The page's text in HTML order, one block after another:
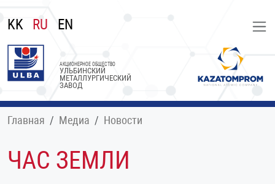
KK RU EN
УЛЬБИНСКИЙ
МЕТАЛЛУРГИЧЕСКИЙ
ЗАВОД
АКЦИОНЕРНОЕ ОБЩЕСТВО
Главная Медиа Новости
ЧАС ЗЕМЛИ